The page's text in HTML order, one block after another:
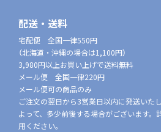
配送・送料
宅配便 全国一律550円
（北海道・沖縄の場合は1,100円）
3,980円以上お買い上げで送料無料
メール便 全国一律220円
メール便可の商品のみ
ご注文の翌日から3営業日以内に発送いた
よって、多少前後する場合がございます。
用ください。